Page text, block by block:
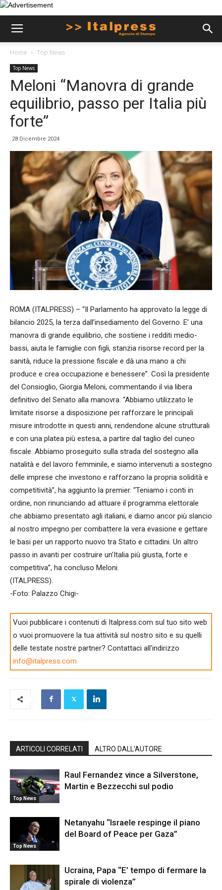
Home Top News
Top News
Meloni “Manovra di grande
equilibrio, passo per Italia più
forte”
28 Dicembre 2024
ROMA (ITALPRESS) – “Il Parlamento ha approvato la legge di
bilancio 2025, la terza dall’insediamento del Governo. E’ una
manovra di grande equilibrio, che sostiene i redditi medio-
bassi, aiuta le famiglie con figli, stanzia risorse record per la
sanità, riduce la pressione fiscale e dà una mano a chi
produce e crea occupazione e benessere”. Così la presidente
del Consioglio, Giorgia Meloni, commentando il via libera
definitivo del Senato alla manovra. “Abbiamo utilizzato le
limitate risorse a disposizione per rafforzare le principali
misure introdotte in questi anni, rendendone alcune strutturali
e con una platea più estesa, a partire dal taglio del cuneo
fiscale. Abbiamo proseguito sulla strada del sostegno alla
natalità e del lavoro femminile, e siamo intervenuti a sostegno
delle imprese che investono e rafforzano la propria solidità e
competitività”, ha aggiunto la premier. “Teniamo i conti in
ordine, non rinunciando ad attuare il programma elettorale
che abbiamo presentato agli italiani, e diamo ancor più slancio
al nostro impegno per combattere la vera evasione e gettare
le basi per un rapporto nuovo tra Stato e cittadini. Un altro
passo in avanti per costruire un’Italia più giusta, forte e
competitiva”, ha concluso Meloni.
(ITALPRESS).
-Foto: Palazzo Chigi-
Vuoi pubblicare i contenuti di Italpress.com sul tuo sito web
o vuoi promuovere la tua attività sul nostro sito e su quelli
delle testate nostre partner? Contattaci all'indirizzo
info@italpress.com
ARTICOLI CORRELATI ALTRO DALL'AUTORE
Top News
Raul Fernandez vince a Silverstone,
Martin e Bezzecchi sul podio
Top News
Netanyahu “Israele respinge il piano
del Board of Peace per Gaza”
Ucraina, Papa “E’ tempo di fermare la
spirale di violenza”